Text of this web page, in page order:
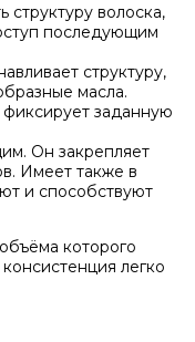
структуру волоска,
последующим
структуру,
масла.
заданную
Он закрепляет
Имеет также в
и способствуют
которого
легко